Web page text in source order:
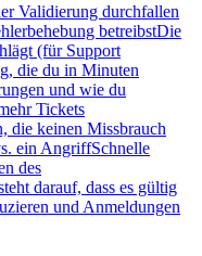
Validierung durchfallen
betreibstDie
(für Support
die du in Minuten
und wie du
Tickets
die keinen Missbrauch
ein AngriffSchnelle
des
darauf, dass es gültig
und Anmeldungen